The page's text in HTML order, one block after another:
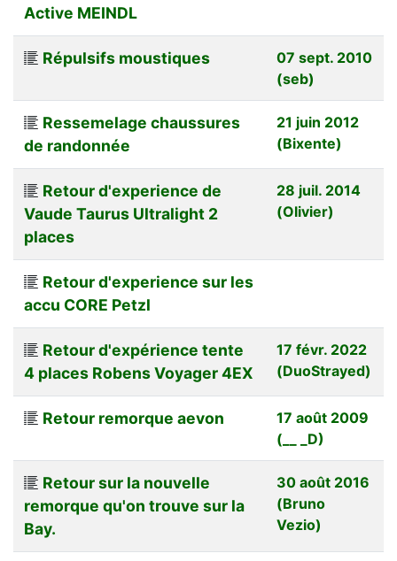
Active MEINDL
Répulsifs moustiques
07 sept. 2010
(seb)
Ressemelage chaussures
de randonnée
21 juin 2012
(Bixente)
Retour d'experience de
Vaude Taurus Ultralight 2
places
28 juil. 2014
(Olivier)
Retour d'experience sur les
accu CORE Petzl
Retour d'expérience tente
4 places Robens Voyager 4EX
17 févr. 2022
(DuoStrayed)
Retour remorque aevon
17 août 2009
(__ _D)
Retour sur la nouvelle
remorque qu'on trouve sur la
Bay.
30 août 2016
(Bruno
Vezio)